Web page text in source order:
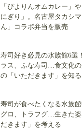
「ぴよりんオムカレー」
にぎり」。名古屋タカシ
ん」コラボ弁当を販売
寿司好き必見の水族館6
ラス、ふな寿司…食文化
の「いただきます」を知る
寿司が食べたくなる水族
グロ、トラフグ…生きた
だきます」を考える